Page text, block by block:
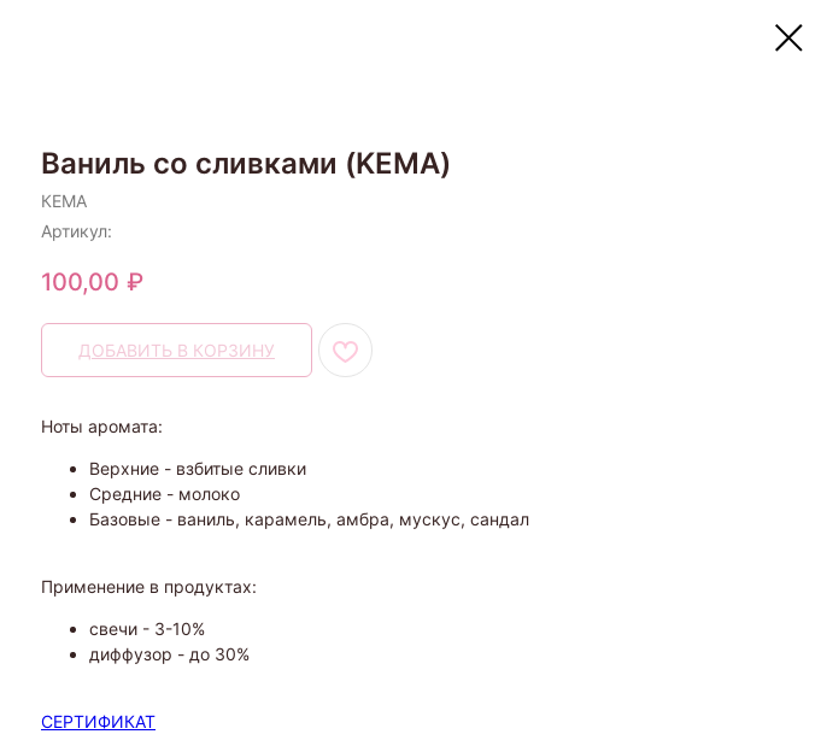
Ваниль со сливками (KEMA)
КЕМА
Артикул:
100,00 ₽
ДОБАВИТЬ В КОРЗИНУ
Ноты аромата:
Верхние - взбитые сливки
Средние - молоко
Базовые - ваниль, карамель, амбра, мускус, сандал
Применение в продуктах:
свечи - 3-10%
диффузор - до 30%
СЕРТИФИКАТ